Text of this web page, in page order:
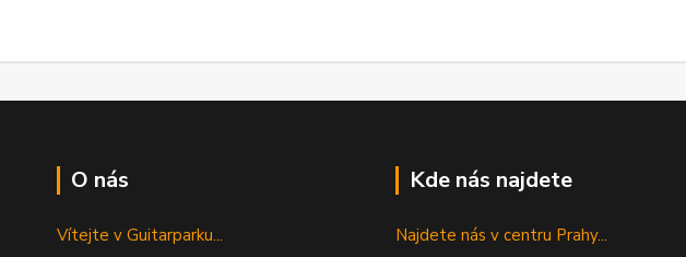
O nás
Vítejte v Guitarparku...
Kde nás najdete
Najdete nás v centru Prahy...